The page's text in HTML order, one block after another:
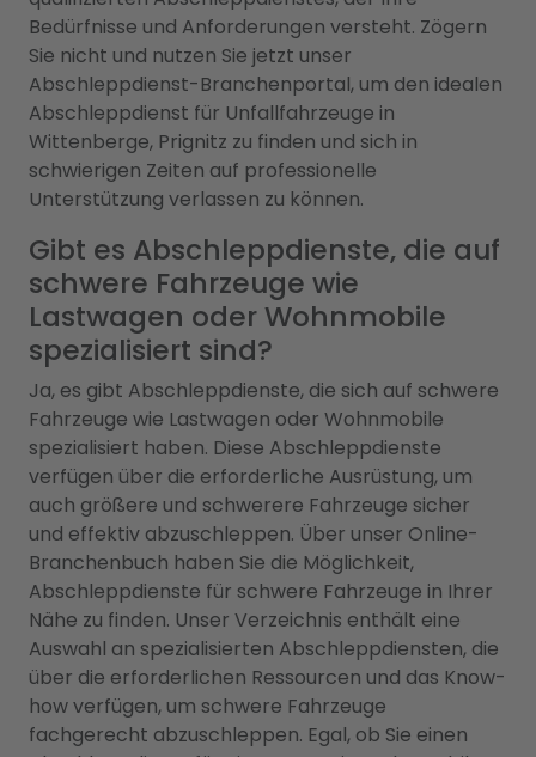
Bedürfnisse und Anforderungen versteht. Zögern
Sie nicht und nutzen Sie jetzt unser
Abschleppdienst-Branchenportal, um den idealen
Abschleppdienst für Unfallfahrzeuge in
Wittenberge, Prignitz zu finden und sich in
schwierigen Zeiten auf professionelle
Unterstützung verlassen zu können.
Gibt es Abschleppdienste, die auf
schwere Fahrzeuge wie
Lastwagen oder Wohnmobile
spezialisiert sind?
Ja, es gibt Abschleppdienste, die sich auf schwere
Fahrzeuge wie Lastwagen oder Wohnmobile
spezialisiert haben. Diese Abschleppdienste
verfügen über die erforderliche Ausrüstung, um
auch größere und schwerere Fahrzeuge sicher
und effektiv abzuschleppen. Über unser Online-
Branchenbuch haben Sie die Möglichkeit,
Abschleppdienste für schwere Fahrzeuge in Ihrer
Nähe zu finden. Unser Verzeichnis enthält eine
Auswahl an spezialisierten Abschleppdiensten, die
über die erforderlichen Ressourcen und das Know-
how verfügen, um schwere Fahrzeuge
fachgerecht abzuschleppen. Egal, ob Sie einen